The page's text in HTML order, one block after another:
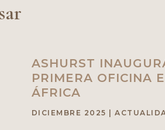
ASHURST
PRIMERA OFICINA
ÁFRICA
DICIEMBRE 2025